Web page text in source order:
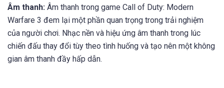
Âm thanh: Âm thanh trong game Call of Duty: Modern
Warfare 3 đem lại một phần quan trọng trong trải nghiệm
của người chơi. Nhạc nền và hiệu ứng âm thanh trong lúc
chiến đấu thay đổi tùy theo tình huống và tạo nên một không
gian âm thanh đầy hấp dẫn.